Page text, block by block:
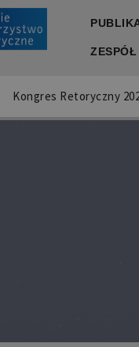
Kongres Retoryczny